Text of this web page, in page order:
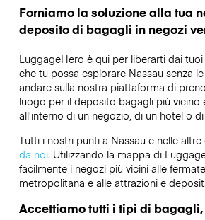
Forniamo la soluzione alla tua
deposito di bagagli in negozi
LuggageHero è qui per liberarti dai
che tu possa esplorare Nassau senza
andare sulla nostra piattaforma di
luogo per il deposito bagagli più vicino
all’interno di un negozio, di un hotel o
Tutti i nostri punti a Nassau e nelle
da noi. Utilizzando la mappa di
facilmente i negozi più vicini alle
metropolitana e alle attrazioni e
Accettiamo tutti i tipi di